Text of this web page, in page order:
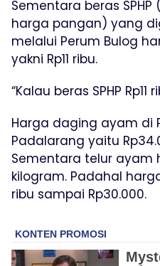
Sementara beras
harga pangan) yang
melalui Perum Bulog
yakni Rp11 ribu.
“Kalau beras SPHP Rp11
Harga daging ayam di
Padalarang yaitu
Sementara telur ayam
kilogram. Padahal
ribu sampai Rp30.000.